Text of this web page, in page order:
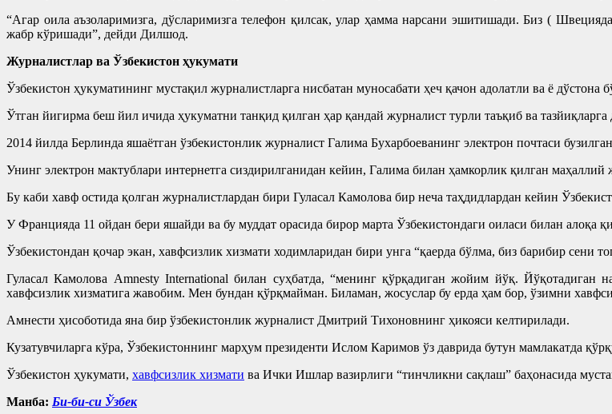
“Агар оила аъзоларимизга, дўсларимизга телефон қилсак, улар ҳамма нарсани эшитишади. Биз (
жабр кўришади”, дейди Дилшод.
Журналистлар ва Ўзбекистон ҳукумати
Ўзбекистон ҳукуматининг мустақил журналистларга нисбатан муносабати ҳеч қачон адолатли ва ё дўстона
Ўтган йигирма беш йил ичида ҳукуматни танқид қилган ҳар қандай журналист турли таъқиб ва тазйиқларга
2014 йилда Берлинда яшаётган ўзбекистонлик журналист Галима Бухарбоеванинг электрон почтаси
Унинг электрон мактублари интернетга сиздирилганидан кейин, Галима билан ҳамкорлик қилган маҳаллий
Бу каби хавф остида қолган журналистлардан бири Гуласал Камолова бир неча таҳдидлардан кейин
У Францияда 11 ойдан бери яшайди ва бу муддат орасида бирор марта Ўзбекистондаги оиласи билан алоқа
Ўзбекистондан қочар экан, хавфсизлик хизмати ходимларидан бири унга “қаерда бўлма, биз барибир сени
Гуласал Камолова Amnesty International билан суҳбатда, “менинг қўрқадиган жойим йўқ.
хавфсизлик хизматига жавобим. Мен бундан қўрқмайман. Биламан, жосуслар бу ерда ҳам бор, ўзимни
Амнести ҳисоботида яна бир ўзбекистонлик журналист Дмитрий Тихоновнинг ҳикояси келтирилади.
Кузатувчиларга кўра, Ўзбекистоннинг марҳум президенти Ислом Каримов ўз даврида бутун мамлакатда
Ўзбекистон ҳукумати, хавфсизлик хизмати ва Ички Ишлар вазирлиги “тинчликни сақлаш” баҳонасида
Манба: Би-би-си Ўзбек